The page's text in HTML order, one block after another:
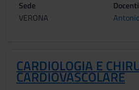
Sede
VERONA
Docenti
CARDIOLOGIA E
CARDIOVASCOLARE